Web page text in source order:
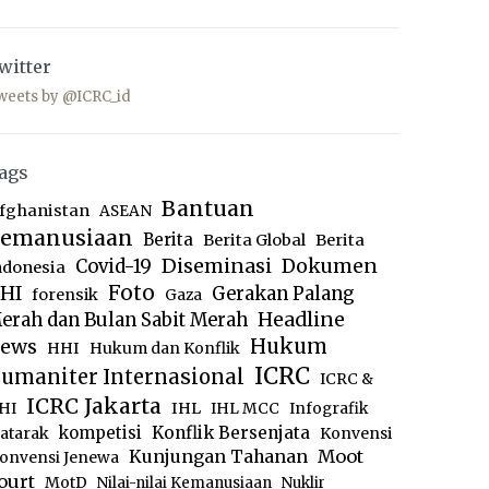
by @ICRC_id
ASEAN Bantuan
Berita Berita Global Berita
Covid-19 Diseminasi Dokumen
forensik Foto Gaza Gerakan Palang
dan Bulan Sabit Merah Headline
HHI Hukum dan Konflik Hukum
Internasional ICRC ICRC &
ICRC Jakarta IHL IHL MCC Infografik
kompetisi Konflik Bersenjata Konvensi
Jenewa Kunjungan Tahanan Moot
MotD Nilai-nilai Kemanusiaan Nuklir